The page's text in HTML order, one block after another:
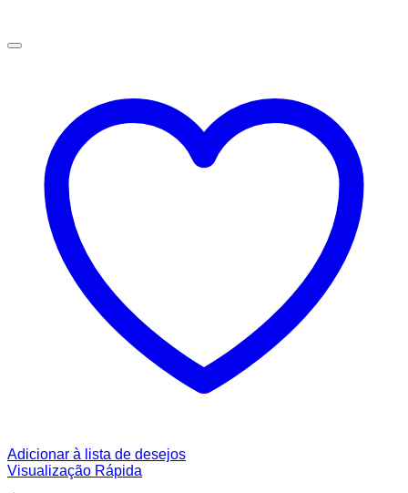
Adicionar à lista de desejos
Visualização Rápida